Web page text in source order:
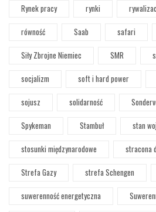
Rynek pracy
rynki
równość
Saab safari
Siły Zbrojne Niemiec
SMR
socjalizm
soft i hard power
sojusz
solidarność
Spykeman
Stambuł stan
stosunki międzynarodowe
stracona
Strefa Gazy
strefa Schengen
suwerenność energetyczna